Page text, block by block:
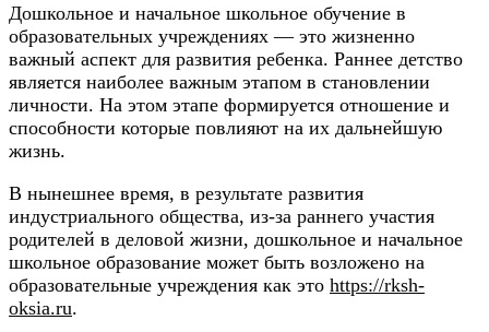
Дошкольное и начальное школьное обучение в
образовательных учреждениях — это жизненно
важный аспект для развития ребенка. Раннее детство
является наиболее важным этапом в становлении
личности. На этом этапе формируется отношение и
способности которые повлияют на их дальнейшую
жизнь.
В нынешнее время, в результате развития
индустриального общества, из-за раннего участия
родителей в деловой жизни, дошкольное и начальное
школьное образование может быть возложено на
образовательные учреждения как это https://rksh-
oksia.ru.